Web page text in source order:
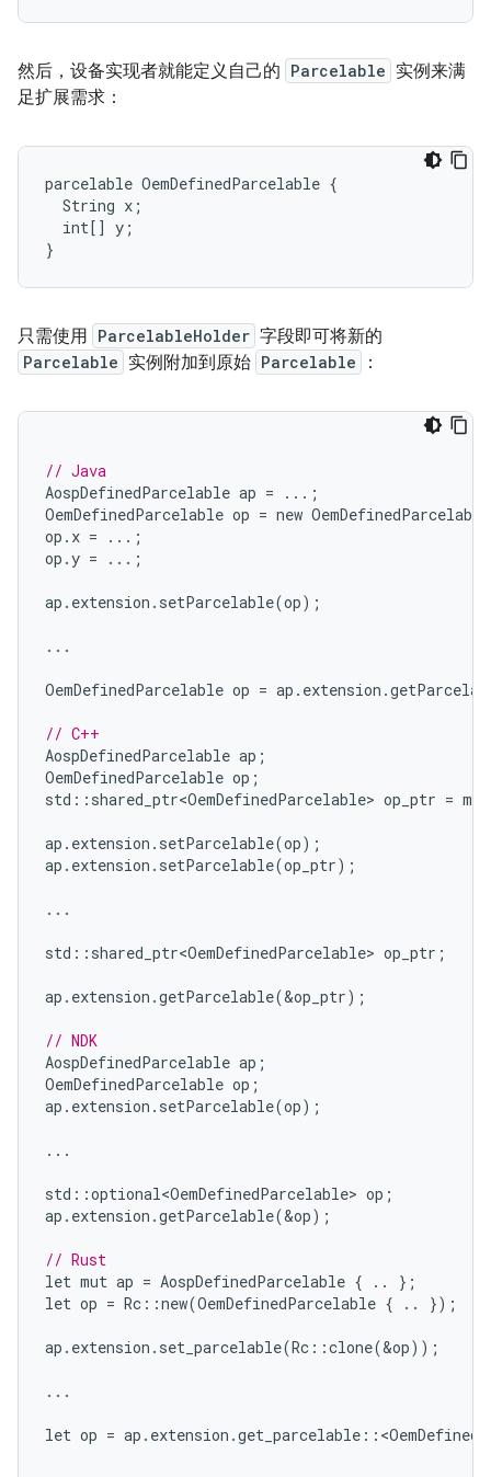
然后，设备实现者就能定义自己的 Parcelable 实例来满
足扩展需求：
parcelable OemDefinedParcelable {
  String x;
  int[] y;
只需使用 ParcelableHolder 字段即可将新的
Parcelable 实例附加到原始 Parcelable ：
// Java
AospDefinedParcelable ap =
...;
OemDefinedParcelable op = new OemDefinedParcelable
op . x =
...;
op .y = ...;
ap . extension . setParcelable(op);
...
OemDefinedParcelable op = ap . extension .
// C++
AospDefinedParcelable ap ;
OemDefinedParcelable op ;
std :: shared_ptr<OemDefinedParcelable> op_ptr =
ap . extension . setParcelable(op);
ap . extension . setParcelable(op_ptr);
...
std :: shared_ptr<OemDefinedParcelable> op_ptr ;
ap . extension .getParcelable(&op_ptr);
// NDK
AospDefinedParcelable ap ;
OemDefinedParcelable op ;
ap . extension . setParcelable(op);
...
std ::optional<OemDefinedParcelable> op ;
ap . extension .getParcelable(&op);
// Rust
let mut ap = AospDefinedParcelable { ..
};
let op = Rc ::new(OemDefinedParcelable { .. });
ap . extension . set_parcelable(Rc ::clone(&op));
...
let op = ap . extension .get_parcelable :: <